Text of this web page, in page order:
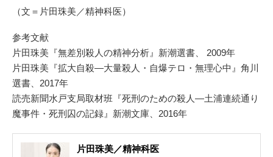
（文＝片田珠美／精神科医）
参考文献
片田珠美『無差別殺人の精神分析』新潮選書、 2009年
片田珠美『拡大自殺―大量殺人・自爆テロ・無理心中』角川
選書、2017年
読売新聞水戸支局取材班『死刑のための殺人―土浦連続通り
魔事件・死刑囚の記録』新潮文庫、2016年
片田珠美／精神科医